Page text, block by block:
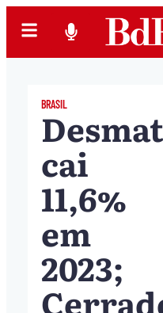
BRASIL
cai
11,6%
em
2023;